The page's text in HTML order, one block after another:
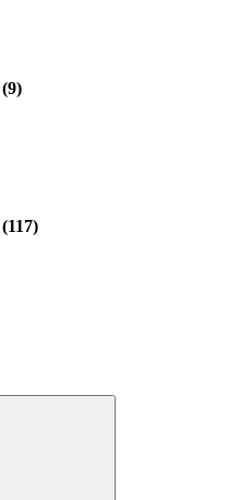
(9)
(117)